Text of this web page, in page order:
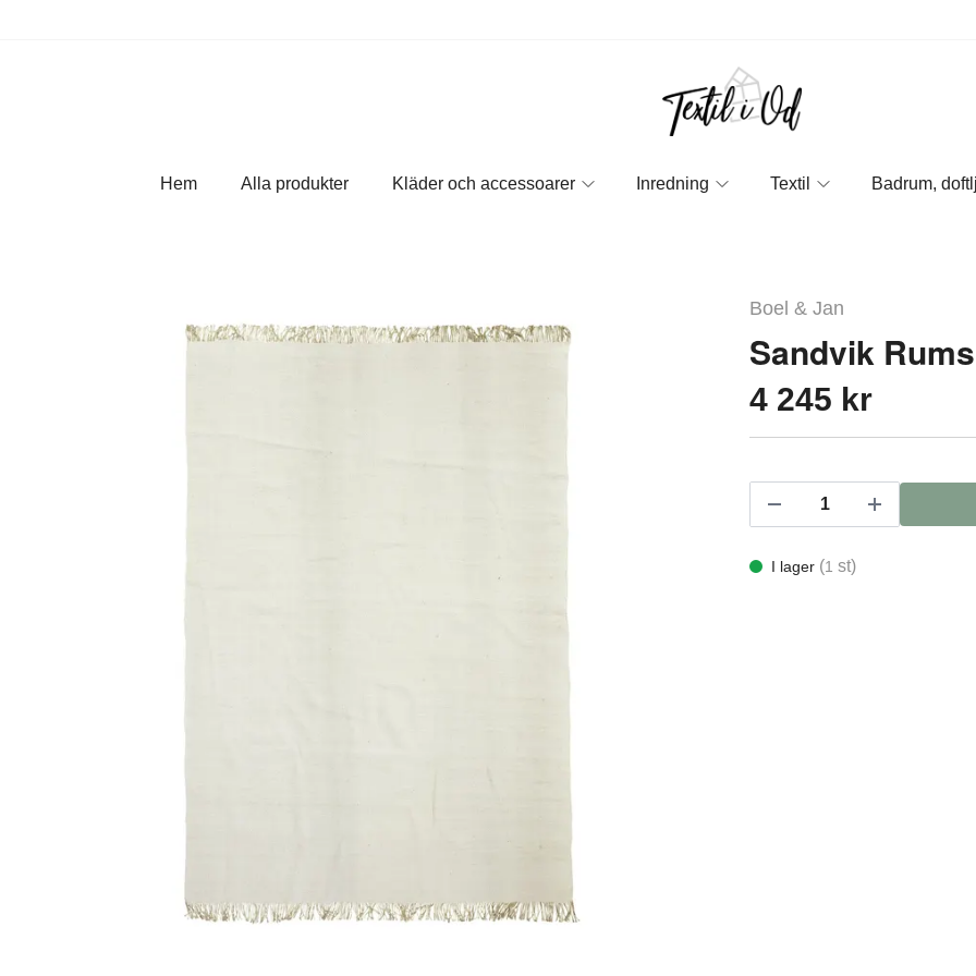
Hem Alla produkter Kläder och accessoarer Inredning Textil Badrum,
Boel & Jan
Sandvik
4 245 kr
I lager (1 st)